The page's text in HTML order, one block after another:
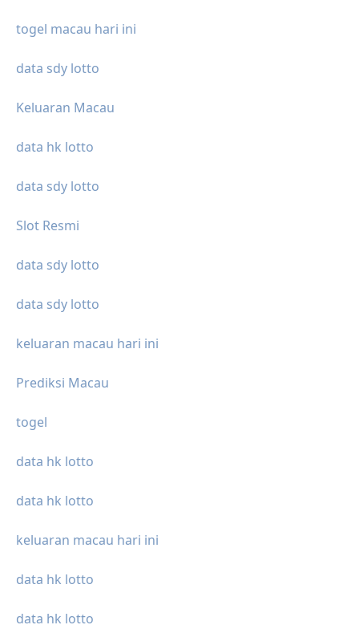
togel macau hari ini
data sdy lotto
Keluaran Macau
data hk lotto
data sdy lotto
Slot Resmi
data sdy lotto
data sdy lotto
keluaran macau hari ini
Prediksi Macau
togel
data hk lotto
data hk lotto
keluaran macau hari ini
data hk lotto
data hk lotto